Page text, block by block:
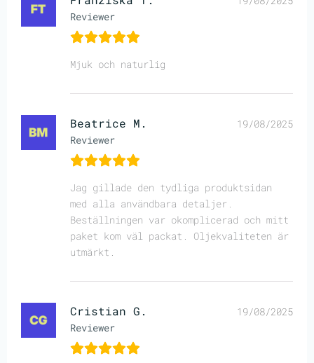
Reviewer
Mjuk och naturlig
Beatrice M.
Reviewer
19/08/2025
Jag gillade den tydliga produktsidan
med alla användbara detaljer.
Beställningen var okomplicerad och mitt
paket kom väl packat. Oljekvaliteten är
utmärkt.
Cristian G.
Reviewer
19/08/2025